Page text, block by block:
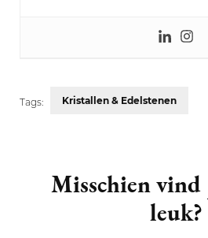
Tags: Kristallen & Edelstenen
Navigation
Misschien
leuk?